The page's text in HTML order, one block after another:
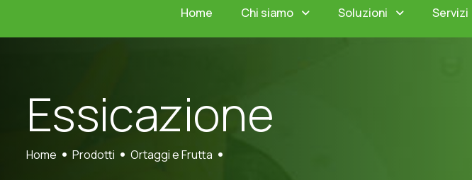
Home Chi siamo Soluzioni Servizi
Essicazione
Home Prodotti Ortaggi e Frutta